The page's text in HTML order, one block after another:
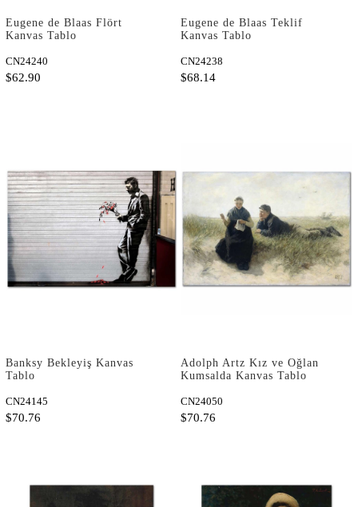
Eugene de Blaas Flört
Kanvas Tablo
CN24240
$62.90
Eugene de Blaas Teklif
Kanvas Tablo
CN24238
$68.14
Banksy Bekleyiş Kanvas
Tablo
CN24145
$70.76
Adolph Artz Kız ve Oğlan
Kumsalda Kanvas Tablo
CN24050
$70.76